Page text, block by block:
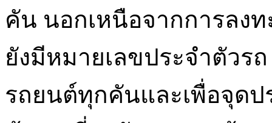
คัน นอกเหนือจากการลงท
ยังมีหมายเลขประจำตัวร
รถยนต์ทุกคันและเพื่อจุดป